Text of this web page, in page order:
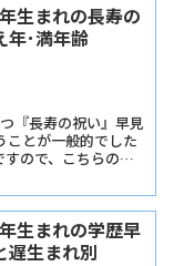
生まれの長寿の
年･満年齢
『長寿の祝い』早見
ことが一般的でした
ので、こちらの早
生まれの学歴早
遅生まれ別